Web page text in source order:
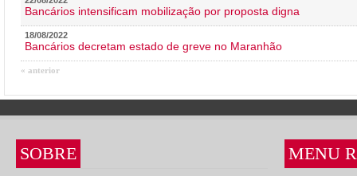
Bancários intensificam mobilização por proposta digna
18/08/2022
Bancários decretam estado de greve no Maranhão
« anterior
SOBRE MENU